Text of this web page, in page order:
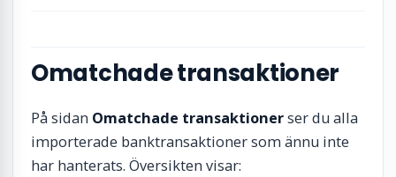
Omatchade transaktioner
På sidan Omatchade transaktionerser du alla
importerade banktransaktioner som ännu inte
har hanterats. Översikten visar: